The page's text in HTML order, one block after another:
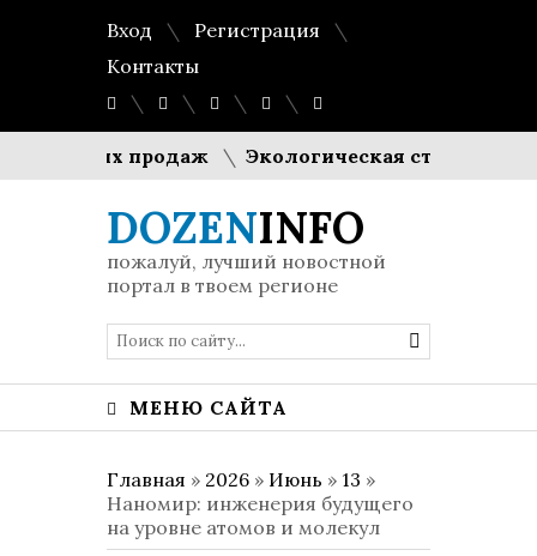
Вход
Регистрация
Контакты
продаж Экологическая стратегия
DOZENINFO
пожалуй, лучший новостной
портал в твоем регионе
МЕНЮ САЙТА
Главная » 2026 » Июнь » 13 »
Наномир: инженерия будущего
на уровне атомов и молекул